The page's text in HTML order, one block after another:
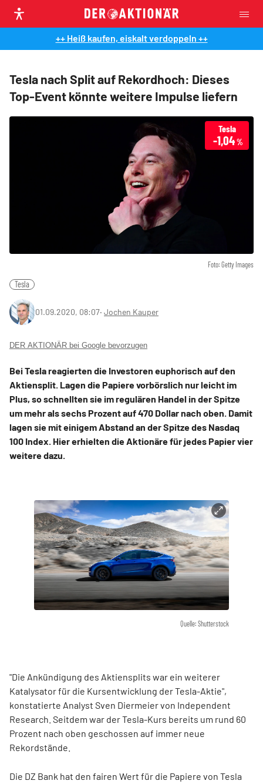
++ Heiß kaufen, eiskalt verdoppeln ++
Tesla nach Split auf Rekordhoch: Dieses
Top-Event könnte weitere Impulse liefern
Foto: Getty Images
Tesla
-1,04%
Tesla
01.09.2020, 08:07‧ Jochen Kauper
DER AKTIONÄR bei Google bevorzugen
Bei Tesla reagierten die Investoren euphorisch auf den
Aktiensplit. Lagen die Papiere vorbörslich nur leicht im
Plus, so schnellten sie im regulären Handel in der Spitze
um mehr als sechs Prozent auf 470 Dollar nach oben. Damit
lagen sie mit einigem Abstand an der Spitze des Nasdaq
100 Index. Hier erhielten die Aktionäre für jedes Papier vier
weitere dazu.
Quelle: Shutterstock
"Die Ankündigung des Aktiensplits war ein weiterer
Katalysator für die Kursentwicklung der Tesla-Aktie",
konstatierte Analyst Sven Diermeier von Independent
Research. Seitdem war der Tesla-Kurs bereits um rund 60
Prozent nach oben geschossen auf immer neue
Rekordstände.
Die DZ Bank hat den fairen Wert für die Papiere von Tesla